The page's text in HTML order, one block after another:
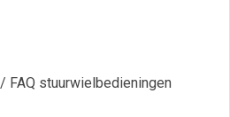
FAQ stuurwielbedieningen